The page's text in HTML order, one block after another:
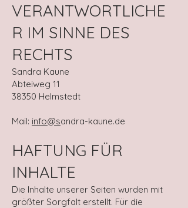
VERANTWORTLICHE
R IM SINNE DES
RECHTS
Sandra Kaune
Abteiweg 11
38350 Helmstedt
Mail: info@sandra-kaune.de
HAFTUNG FÜR
INHALTE
Die Inhalte unserer Seiten wurden mit
größter Sorgfalt erstellt. Für die